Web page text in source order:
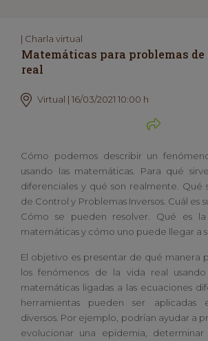
| Charla virtual
Matemáticas para problemas
real
Virtual | 16/03/2021 10:00 h
Cómo podemos describir un
usando las matemáticas. Para qué
diferenciales y qué son realmente. Qué
de Control y Problemas Inversos. Cuál es
Cómo se pueden resolver. Qué es la
matemáticas y cómo uno puede llegar a
El objetivo es presentar de qué manera
los fenómenos de la vida real usando
matemáticas ligadas a las ecuaciones
herramientas pueden ser aplicadas
diversos. Por ejemplo, podrían ayudar a
evolucionar una epidemia, determinar